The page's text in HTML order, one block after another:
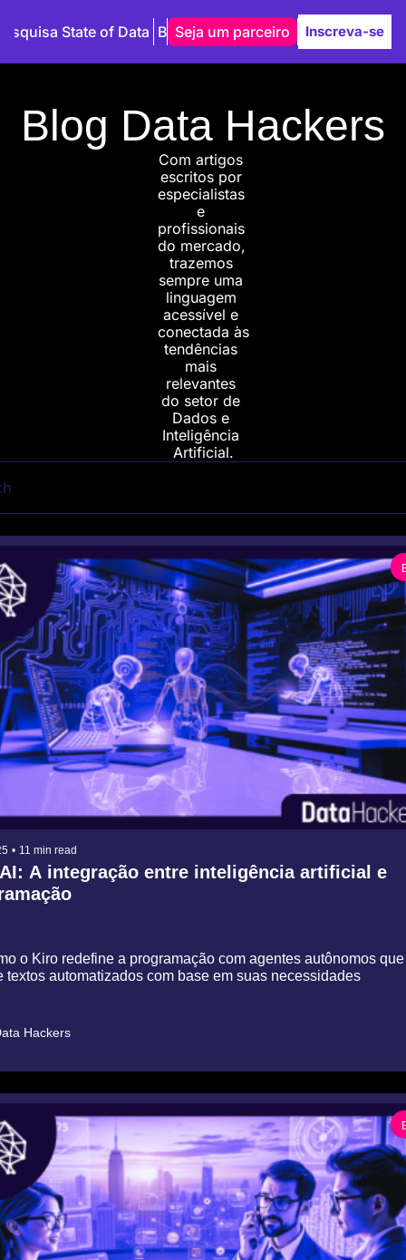
State of Data Blog Autores
Seja um parceiro Inscreva-se
Blog Data Hackers
Com artigos
escritos por
especialistas
e
profissionais
do mercado,
trazemos
sempre uma
linguagem
acessível e
conectada às
tendências
mais
relevantes
do setor de
Dados e
Inteligência
Artificial.
• 11 min read
A integração entre inteligência artificial e
o Kiro redefine a programação com agentes autônomos
textos automatizados com base em suas necessidades
Hackers